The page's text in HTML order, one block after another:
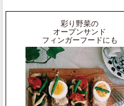
彩り野菜の
オープンサンド
フィンガーフードにも